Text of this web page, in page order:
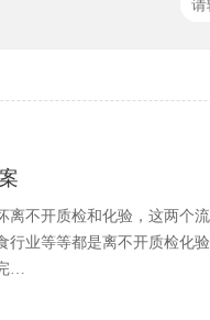
不开质检和化验，这两个
业等等都是离不开质检化
…